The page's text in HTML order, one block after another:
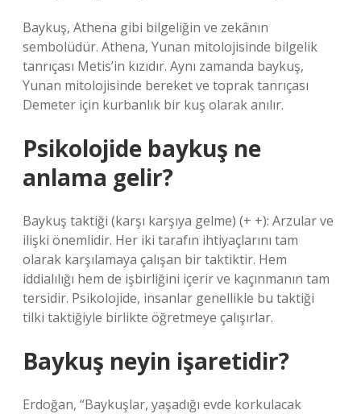
Baykuş, Athena gibi bilgeliğin ve zekânın
sembolüdür. Athena, Yunan mitolojisinde bilgelik
tanrıçası Metis’in kızıdır. Aynı zamanda baykuş,
Yunan mitolojisinde bereket ve toprak tanrıçası
Demeter için kurbanlık bir kuş olarak anılır.
Psikolojide baykuş ne
anlama gelir?
Baykuş taktiği (karşı karşıya gelme) (+ +): Arzular ve
ilişki önemlidir. Her iki tarafın ihtiyaçlarını tam
olarak karşılamaya çalışan bir taktiktir. Hem
iddialılığı hem de işbirliğini içerir ve kaçınmanın tam
tersidir. Psikolojide, insanlar genellikle bu taktiği
tilki taktiğiyle birlikte öğretmeye çalışırlar.
Baykuş neyin işaretidir?
Erdoğan, “Baykuşlar, yaşadığı evde korkulacak